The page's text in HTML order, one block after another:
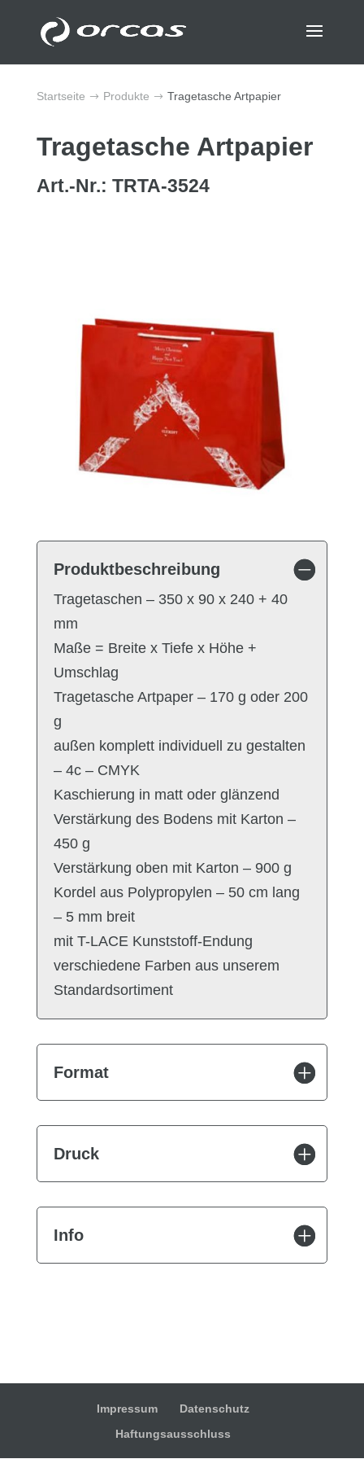
Startseite $ Produkte $ Tragetasche Artpapier
Tragetasche Artpapier
Art.-Nr.: TRTA-3524
Produktbeschreibung
Tragetaschen – 350 x 90 x 240 + 40
mm
Maße = Breite x Tiefe x Höhe +
Umschlag
Tragetasche Artpaper – 170 g oder 200
g
außen komplett individuell zu gestalten
– 4c – CMYK
Kaschierung in matt oder glänzend
Verstärkung des Bodens mit Karton –
450 g
Verstärkung oben mit Karton – 900 g
Kordel aus Polypropylen – 50 cm lang
– 5 mm breit
mit T-LACE Kunststoff-Endung
verschiedene Farben aus unserem
Standardsortiment
Format
Druck
Info
Impressum
Datenschutz
Haftungsausschluss